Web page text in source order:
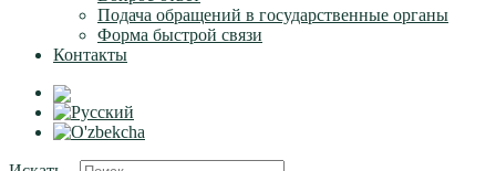
Подача обращений в государственные органы
Форма быстрой связи
Контакты